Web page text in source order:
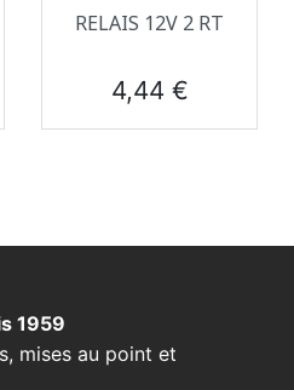
RELAIS 12V 2 RT
Prix
4,44 €
1959
mises au point et